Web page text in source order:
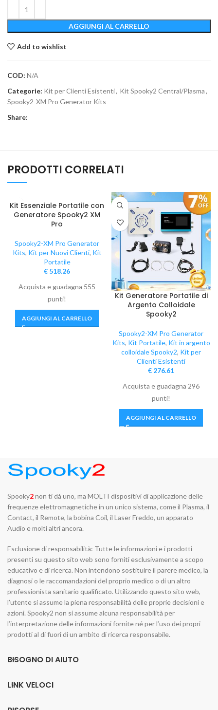
AGGIUNGI AL CARRELLO
Add to wishlist
COD: N/A
Categorie: Kit per Clienti Esistenti, Kit Spooky2 Central/Plasma,
Spooky2-XM Pro Generator Kits
Share:
PRODOTTI CORRELATI
Kit Essenziale Portatile con
Generatore Spooky2 XM
Pro
Spooky2-XM Pro Generator
Kits, Kit per Nuovi Clienti, Kit
Portatile
€ 518.26
Acquista e guadagna 555
punti!
AGGIUNGI AL CARRELLO
Kit Generatore Portatile di
Argento Colloidale
Spooky2
Spooky2-XM Pro Generator
Kits, Kit Portatile, Kit in argento
colloidale Spooky2, Kit per
Clienti Esistenti
€ 276.61
Acquista e guadagna 296
punti!
AGGIUNGI AL CARRELLO
Spooky2non ti dà uno, ma MOLTI dispositivi di applicazione delle
frequenze elettromagnetiche in un unico sistema, come il Plasma, il
Contact, il Remote, la bobina Coil, il Laser Freddo, un apparato
Audio e molti altri ancora.
Esclusione di responsabilità: Tutte le informazioni e i prodotti
presenti su questo sito web sono forniti esclusivamente a scopo
educativo e di ricerca. Non intendono sostituire il parere medico, la
diagnosi o le raccomandazioni del proprio medico o di un altro
professionista sanitario qualificato. Utilizzando questo sito web,
l’utente si assume la piena responsabilità delle proprie decisioni e
azioni. Spooky2 non si assume alcuna responsabilità per
l’interpretazione delle informazioni fornite né per l’uso dei propri
prodotti al di fuori di un ambito di ricerca responsabile.
BISOGNO DI AIUTO
LINK VELOCI